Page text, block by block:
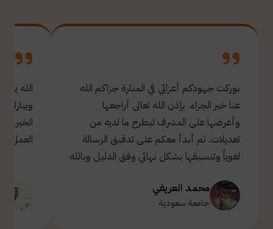
بوركت جهودكم أعزائي في المنارة جزاكم الله
عنا خير الجزاء. بإذن الله تعالى أراجعها
وأعرضها على المشرف ليطرح ما لديه من
تعديلات. ثم أبدأ معكم على تدقيق الرسالة
لغوياً وتنسيقها بشكل نهائي وفق الدليل وبالله
محمد العريفي
جامعة سعودية
الله
العمل.